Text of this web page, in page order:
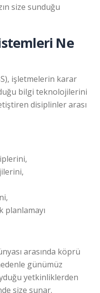
size sunduğu
Ne
işletmelerin karar
bilgi teknolojilerini
disiplinler arası
planlamayı
arasında köprü
günümüz
yetkinliklerden
size sunar.